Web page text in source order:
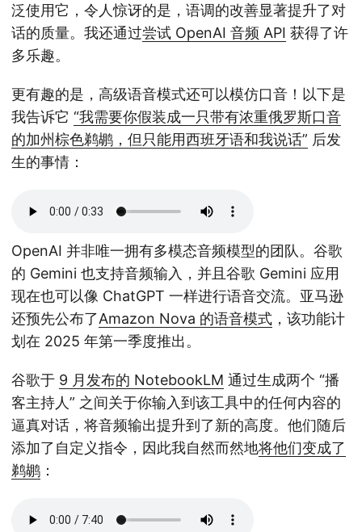
泛使用它，令人惊讶的是，语调的改善显著提升了对
话的质量。我还通过尝试 OpenAI 音频 API 获得了许
多乐趣。
更有趣的是，高级语音模式还可以模仿口音！以下是
我告诉它 “我需要你假装成一只带有浓重俄罗斯口音
的加州棕色鹈鹕，但只能用西班牙语和我说话” 后发
生的事情：
OpenAI 并非唯一拥有多模态音频模型的团队。谷歌
的 Gemini 也支持音频输入，并且谷歌 Gemini 应用
现在也可以像 ChatGPT 一样进行语音交流。亚马逊
还预先公布了Amazon Nova 的语音模式 ，该功能计
划在 2025 年第一季度推出。
谷歌于 9 月发布的 NotebookLM 通过生成两个 “播
客主持人” 之间关于你输入到该工具中的任何内容的
逼真对话，将音频输出提升到了新的高度。他们随后
添加了自定义指令，因此我自然而然地将他们变成了
鹈鹕 ：